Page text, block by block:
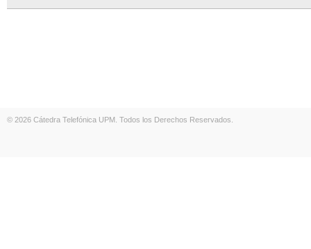
© 2026 Cátedra Telefónica UPM. Todos los Derechos Reservados.